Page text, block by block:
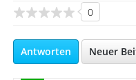
0
Antworten Neuer